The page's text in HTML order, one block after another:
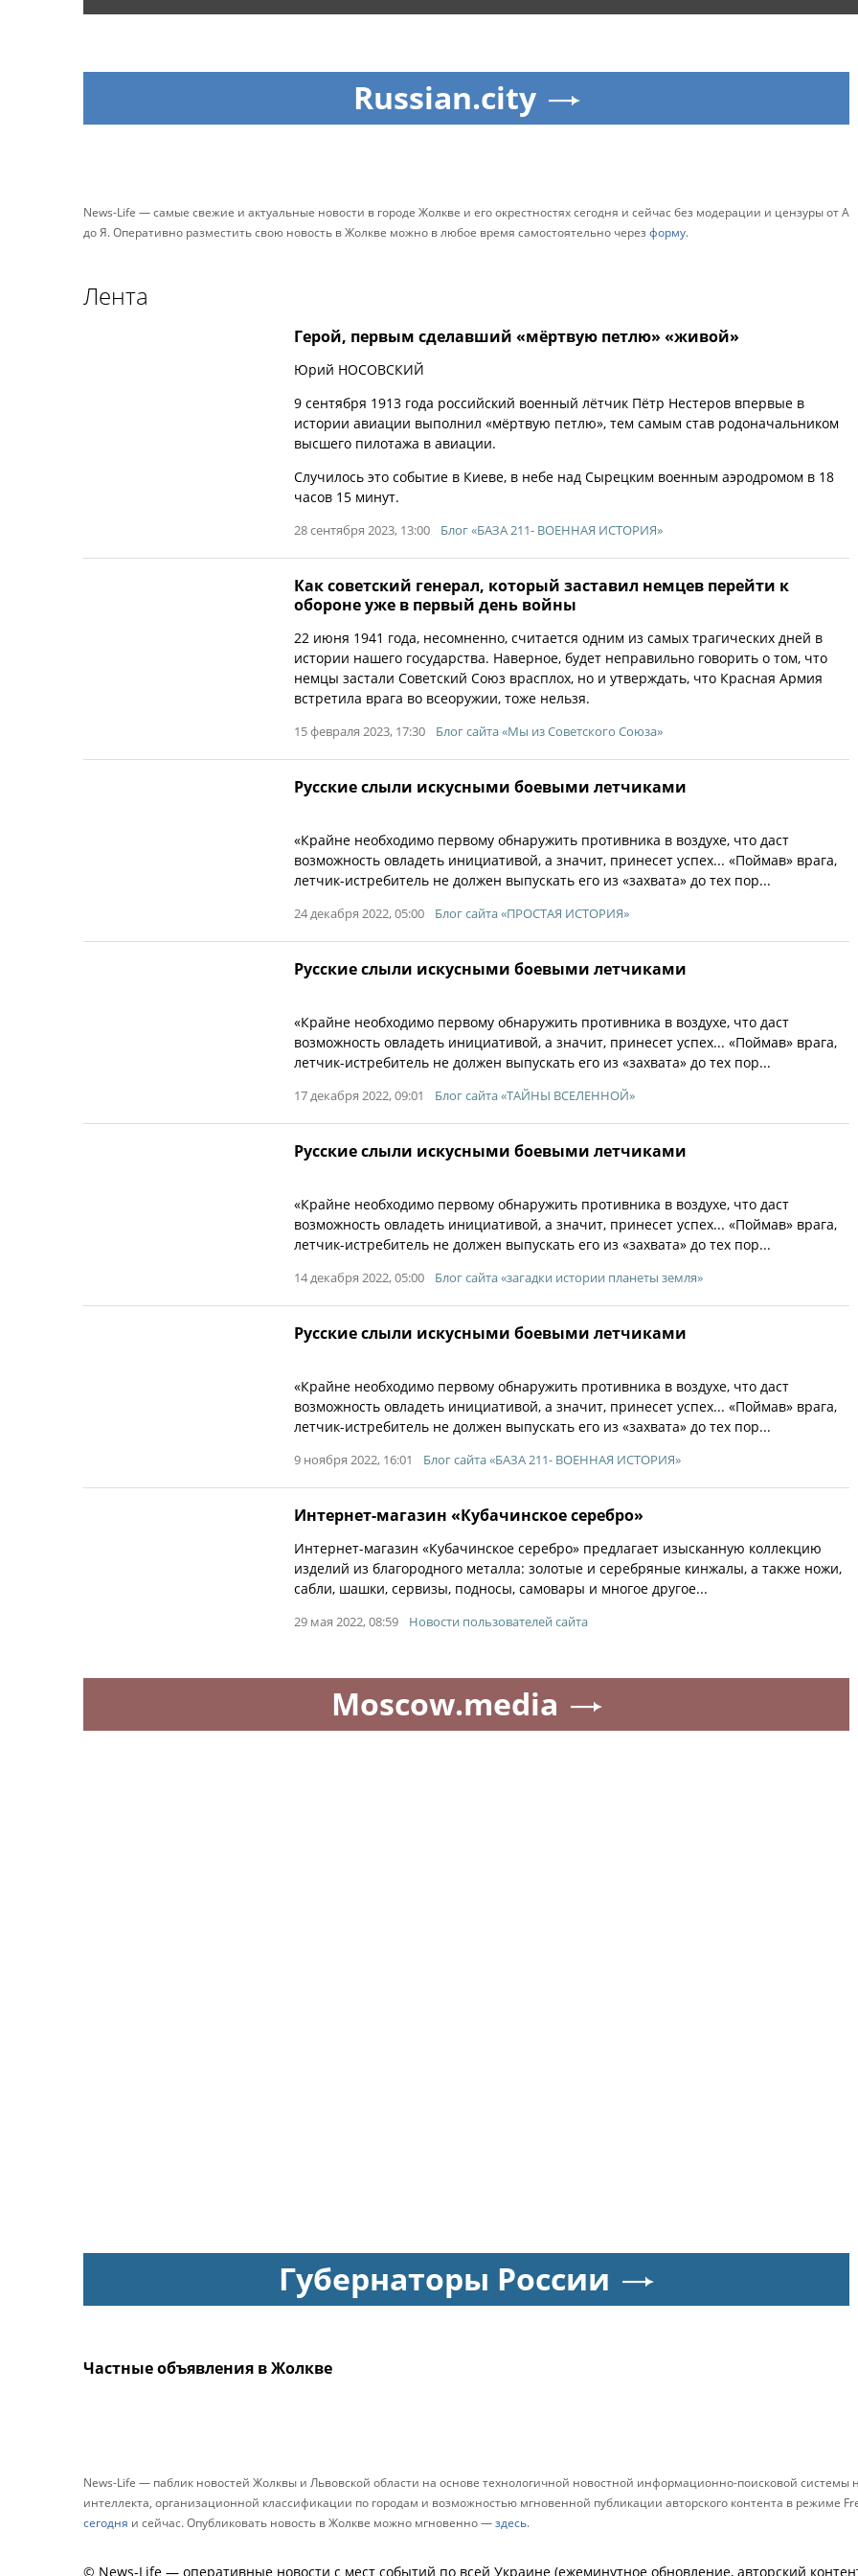
Russian.city
News-Life — самые свежие и актуальные новости в городе Жолкве и его окрестностях сегодня и сейчас без модерации и цензуры от А
до Я. Оперативно разместить свою новость в Жолкве можно в любое время самостоятельно черезформу.
Лента
Герой, первым сделавший «мёртвую петлю» «живой»
Юрий НОСОВСКИЙ
9 сентября 1913 года российский военный лётчик Пётр Нестеров впервые в
истории авиации выполнил «мёртвую петлю», тем самым став родоначальником
высшего пилотажа в авиации.
Случилось это событие в Киеве, в небе над Сырецким военным аэродромом в 18
часов 15 минут.
28 сентября 2023, 13:00 Блог «БАЗА 211- ВОЕННАЯ ИСТОРИЯ»
Как советский генерал, который заставил немцев перейти к
обороне уже в первый день войны
22 июня 1941 года, несомненно, считается одним из самых трагических дней в
истории нашего государства. Наверное, будет неправильно говорить о том, что
немцы застали Советский Союз врасплох, но и утверждать, что Красная Армия
встретила врага во всеоружии, тоже нельзя.
15 февраля 2023, 17:30 Блог сайта «Мы из Советского Союза»
Русские слыли искусными боевыми летчиками
«Крайне необходимо первому обнаружить противника в воздухе, что даст
возможность овладеть инициативой, а значит, принесет успех... «Поймав» врага,
летчик-истребитель не должен выпускать его из «захвата» до тех пор...
24 декабря 2022, 05:00 Блог сайта «ПРОСТАЯ ИСТОРИЯ»
Русские слыли искусными боевыми летчиками
«Крайне необходимо первому обнаружить противника в воздухе, что даст
возможность овладеть инициативой, а значит, принесет успех... «Поймав» врага,
летчик-истребитель не должен выпускать его из «захвата» до тех пор...
17 декабря 2022, 09:01 Блог сайта «ТАЙНЫ ВСЕЛЕННОЙ»
Русские слыли искусными боевыми летчиками
«Крайне необходимо первому обнаружить противника в воздухе, что даст
возможность овладеть инициативой, а значит, принесет успех... «Поймав» врага,
летчик-истребитель не должен выпускать его из «захвата» до тех пор...
14 декабря 2022, 05:00 Блог сайта «загадки истории планеты земля»
Русские слыли искусными боевыми летчиками
«Крайне необходимо первому обнаружить противника в воздухе, что даст
возможность овладеть инициативой, а значит, принесет успех... «Поймав» врага,
летчик-истребитель не должен выпускать его из «захвата» до тех пор...
9 ноября 2022, 16:01 Блог сайта «БАЗА 211- ВОЕННАЯ ИСТОРИЯ»
Интернет-магазин «Кубачинское серебро»
Интернет-магазин «Кубачинское серебро» предлагает изысканную коллекцию
изделий из благородного металла: золотые и серебряные кинжалы, а также ножи,
сабли, шашки, сервизы, подносы, самовары и многое другое...
29 мая 2022, 08:59 Новости пользователей сайта
Moscow.media
Губернаторы России
Частные объявления в Жолкве
News-Life — паблик новостей Жолквы и Львовской области на основе технологичной новостной информационно-поисковой системы
интеллекта, организационной классификации по городам и возможностью мгновенной публикации авторского контента в режиме
сегодня и сейчас. Опубликовать новость в Жолкве можно мгновенно —здесь.
© News-Life — оперативные новости с мест событий по всей Украине (ежеминутное обновление, авторский